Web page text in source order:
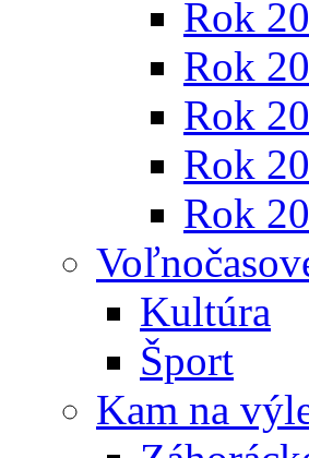
Rok
Rok
Rok
Rok
Rok
Kultúra
Šport
Kam na